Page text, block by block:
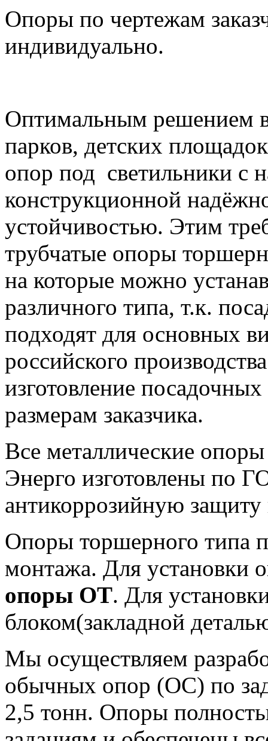
Опоры по чертежам
индивидуально.
Оптимальным решением
парков, детских
опор под светильники с
конструкционной
устойчивостью. Этим
трубчатые опоры
на которые можно
различного типа, т.к.
подходят для основных
российского
изготовление
размерам заказчика.
Все металлические
Энерго изготовлены по
антикоррозийную
Опоры торшерного типа
монтажа. Для установки
опоры ОТ. Для
блоком(закладной
Мы осуществляем
обычных опор (ОС) по
2,5 тонн. Опоры